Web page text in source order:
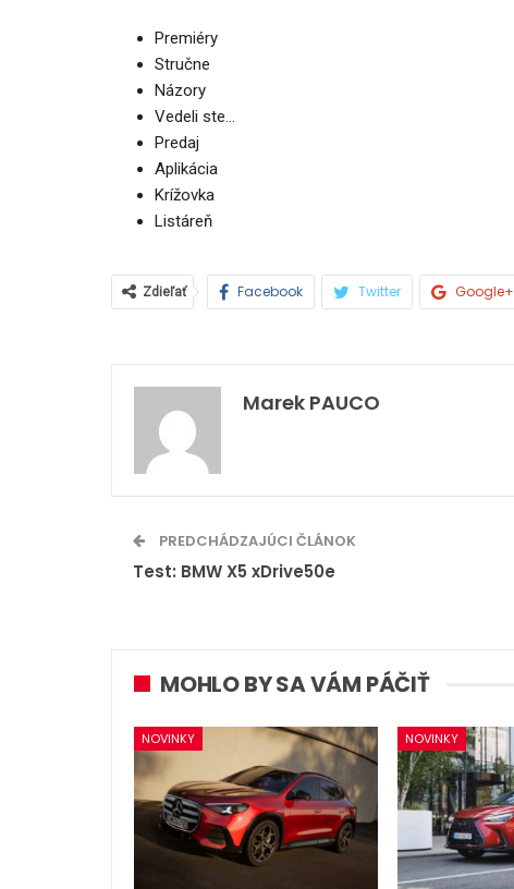
Premiéry
Stručne
Názory
Vedeli ste…
Predaj
Aplikácia
Krížovka
Listáreň
Zdieľať Facebook Twitter Google+
Marek PAUCO
PREDCHÁDZAJÚCI ČLÁNOK
Test: BMW X5 xDrive50e
MOHLO BY SA VÁM PÁČIŤ
NOVINKY NOVINKY